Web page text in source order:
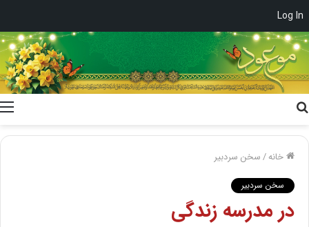
Log In
خانه/سخن سردبیر
سخن سردبیر
در مدرسه‌ زندگی